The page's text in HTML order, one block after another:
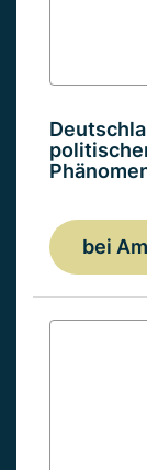
bei